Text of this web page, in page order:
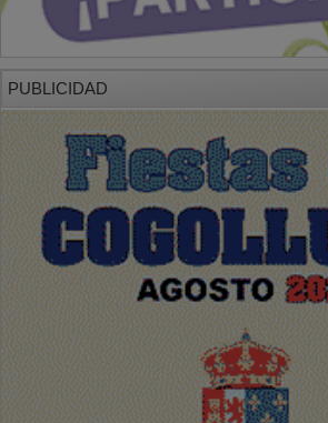
PUBLICIDAD